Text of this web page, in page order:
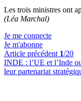
Les trois ministres ont
(Léa Marchal)
Je me connecte
Je m'abonne
Article précédent 1/20
INDE : l’UE et l’Inde
leur partenariat